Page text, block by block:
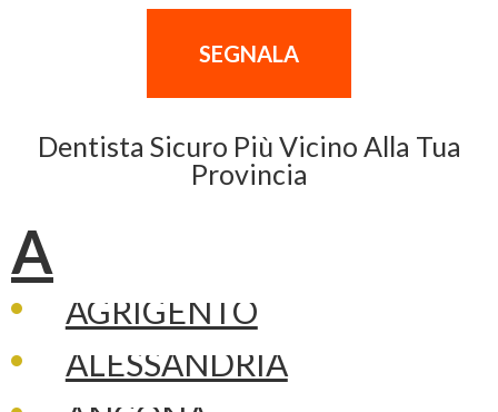
Dentista Sicuro Più Vicino Alla Tua
Provincia
A
AGRIGENTO
ALESSANDRIA